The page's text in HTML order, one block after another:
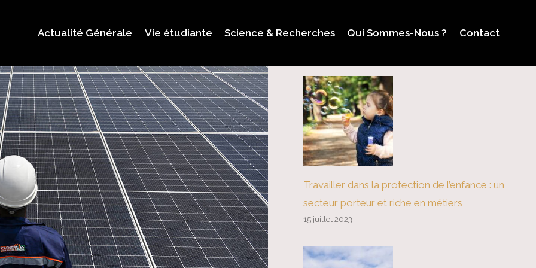
Actualité Générale Vie étudiante Science & Recherches Qui Sommes-Nous ? Contact
Travailler dans la protection de l’enfance : un
secteur porteur et riche en métiers
15 juillet 2023